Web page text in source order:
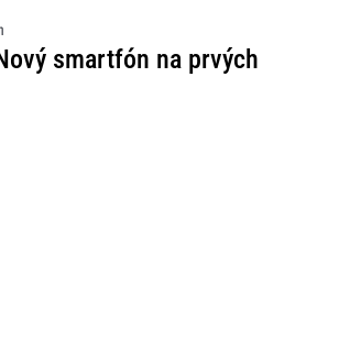
smartfón na prvých